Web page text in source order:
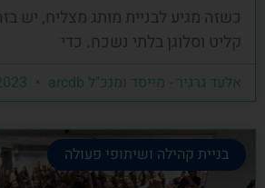
כשזה מגיע לבניית מותג מצליח, יש
קליט וסלוגן בלתי נשכח. כדי
אלעד גרגיר - מייסד ומנכ"ל arcdb
בניית קהילה ושיתופי פעולה